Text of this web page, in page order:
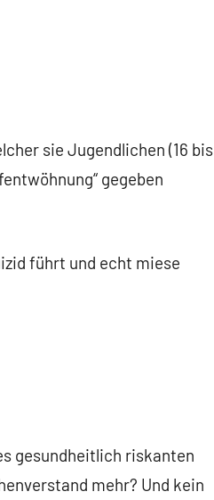
sie Jugendlichen (16 bis
gegeben
führt und echt miese
gesundheitlich riskanten
mehr? Und kein